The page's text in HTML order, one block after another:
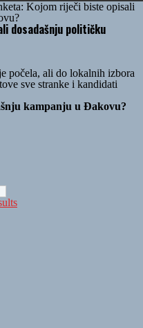
Kojom riječi biste opisali
dosadašnju političku
počela, ali do lokalnih izbora
sve stranke i kandidati
kampanju u Đakovu?